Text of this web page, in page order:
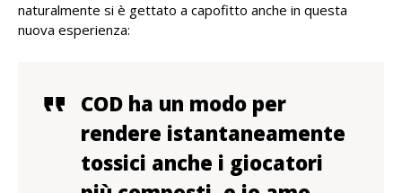
naturalmente si è gettato a capofitto anche in questa
nuova esperienza:
COD ha un modo per
rendere istantaneamente
tossici anche i giocatori